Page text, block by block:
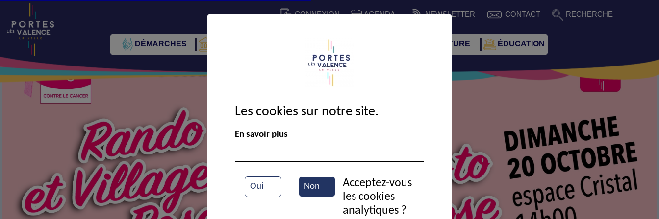
CONNEXION AGENDA NEWSLETTER CONTACT RECHERCHE
DÉMARCHES CADRE DE VIE SPORT ET CULTURE ÉDUCATION
Octobre rose 2024
Les cookies sur notre site.
En savoir plus
Oui Non
Acceptez-vous
les cookies
analytiques ?